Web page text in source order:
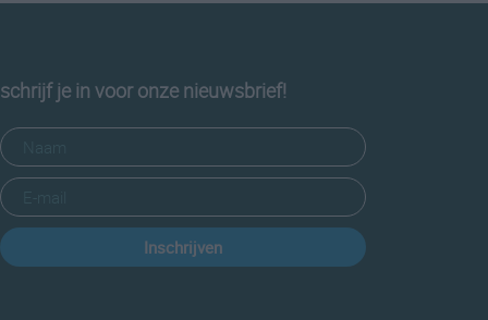
schrijf je in voor onze nieuwsbrief!
Inschrijven